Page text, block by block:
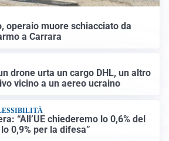
operaio muore schiacciato da
a Carrara
drone urta un cargo DHL, un altro
vicino a un aereo ucraino
“All’UE chiederemo lo 0,6% del
0,9% per la difesa”